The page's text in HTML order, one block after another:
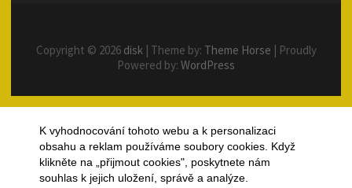
Copyright © 2026 disk| Theme by: Theme Horse | Proudly
Powered by: WordPress
K vyhodnocování tohoto webu a k personalizaci
obsahu a reklam používáme soubory cookies. Když
klikněte na „přijmout cookies", poskytnete nám
souhlas k jejich uložení, správě a analýze.